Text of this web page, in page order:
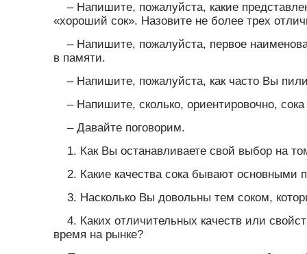
– Напишите, пожалуйста, какие
«хороший сок». Назовите не более трех
– Напишите, пожалуйста, первое
в памяти.
– Напишите, пожалуйста, как часто Вы
– Напишите, сколько, ориентировочно,
– Давайте поговорим.
1. Как Вы останавливаете свой выбор на
2. Какие качества сока бывают основными
3. Насколько Вы довольны тем соком,
4. Каких отличительных качеств или
время на рынке?